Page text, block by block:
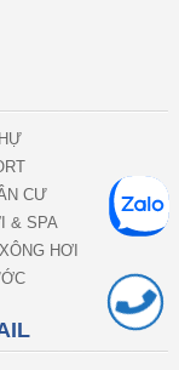
CƯ
& SPA
HƠI